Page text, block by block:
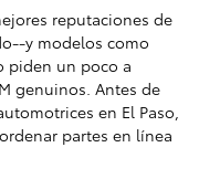
reputaciones de
y modelos como
piden un poco a
genuinos. Antes de
en El Paso,
partes en línea